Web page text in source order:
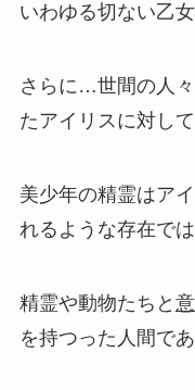
いわゆる切ない乙女
さらに…世間の人
たアイリスに対して
美少年の精霊はア
れるような存在では
精霊や動物たちと
を持つった人間で